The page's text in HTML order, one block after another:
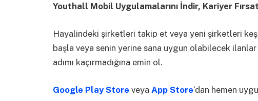
Youthall Mobil Uygulamalarını İndir, Kariyer
Hayalindeki şirketleri takip et veya yeni şirketleri
başla veya senin yerine sana uygun olabilecek
adımı kaçırmadığına emin ol.
Google Play Store veya App Store‘dan hemen